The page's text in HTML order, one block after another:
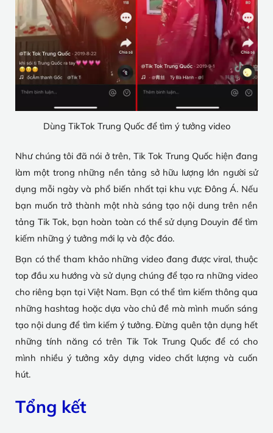
Dùng TikTok Trung Quốc để tìm ý tưởng video
Như chúng tôi đã nói ở trên, Tik Tok Trung Quốc hiện đang
làm một trong những nền tảng sở hữu lượng lớn người sử
dụng mỗi ngày và phổ biến nhất tại khu vực Đông Á. Nếu
bạn muốn trở thành một nhà sáng tạo nội dung trên nền
tảng Tik Tok, bạn hoàn toàn có thể sử dụng Douyin để tìm
kiếm những ý tưởng mới lạ và độc đáo.
Bạn có thể tham khảo những video đang được viral, thuộc
top đầu xu hướng và sử dụng chúng để tạo ra những video
cho riêng bạn tại Việt Nam. Bạn có thể tìm kiếm thông qua
những hashtag hoặc dựa vào chủ đề mà mình muốn sáng
tạo nội dung để tìm kiếm ý tưởng. Đừng quên tận dụng hết
những tính năng có trên Tik Tok Trung Quốc để có cho
mình nhiều ý tưởng xây dựng video chất lượng và cuốn
hút.
Tổng kết